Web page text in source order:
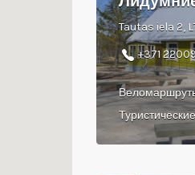
Tautas iela 2,
+371